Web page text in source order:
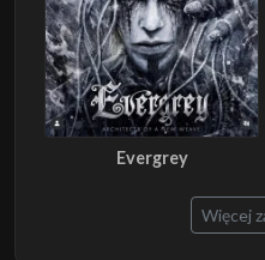
Evergrey
Więcej